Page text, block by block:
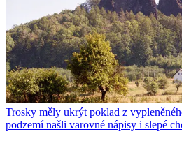
Trosky měly ukrýt poklad z
podzemí našli varovné nápisy i slepé